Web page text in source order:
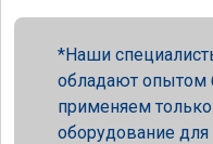
Наши
обладают опытом
применяем
оборудование для